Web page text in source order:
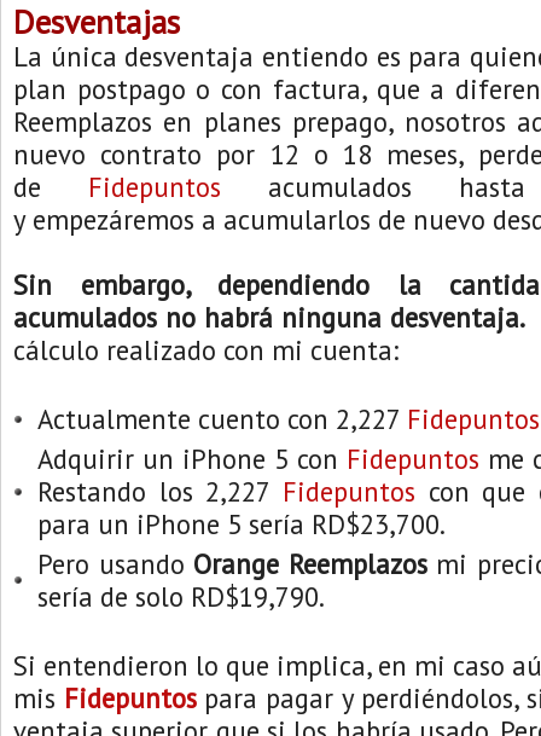
Desventajas
La única desventaja entiendo es para
plan postpago o con factura, que a
Reemplazos en planes prepago, nosotros
nuevo contrato por 12 o 18 meses,
de Fidepuntos acumulados
y empezáremos a acumularlos de nuevo
Sin embargo, dependiendo la
acumulados no habrá ninguna desventaja.
cálculo realizado con mi cuenta:
Actualmente cuento con 2,227 Fidepuntos
Adquirir un iPhone 5 con Fidepuntos me
Restando los 2,227 Fidepuntos con
para un iPhone 5 sería RD$23,700.
Pero usando Orange Reemplazosmi
sería de solo RD$19,790.
Si entendieron lo que implica, en mi caso
mis Fidepuntos para pagar y perdiéndolos,